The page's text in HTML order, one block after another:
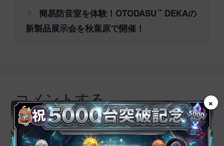
簡易防音室を体験！OTODASU ™ DEKAの
新製品展示会を秋葉原で開催！
コメントする
コ
メ
×